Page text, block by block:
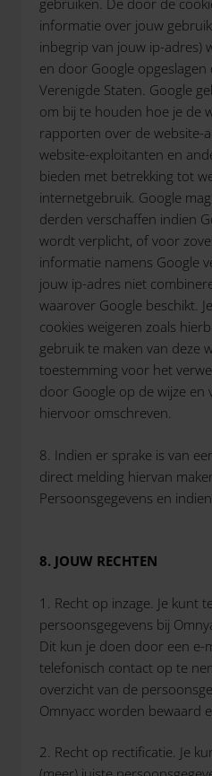
gebruiken. De door de
informatie over jouw
inbegrip van jouw ip-adres)
en door Google opgeslagen
Verenigde Staten. Google
om bij te houden hoe je de
rapporten over de website-
website-exploitanten en
bieden met betrekking tot
internetgebruik. Google
derden verschaffen indien
wordt verplicht, of voor
informatie namens Google
jouw ip-adres niet
waarover Google beschikt.
cookies weigeren zoals
gebruik te maken van deze
toestemming voor het
door Google op de wijze en
hiervoor omschreven.
8. Indien er sprake is van
direct melding hiervan
Persoonsgegevens en
8. JOUW RECHTEN
1. Recht op inzage. Je kunt
persoonsgegevens bij
Dit kun je doen door een e-
telefonisch contact op te
overzicht van de
Omnyacc worden bewaard
2. Recht op rectificatie. Je